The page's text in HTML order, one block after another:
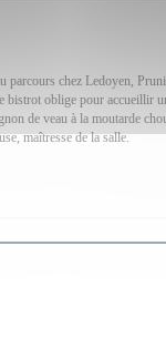
parcours chez Ledoyen,
bistrot oblige pour accueillir
de veau à la moutarde
maîtresse de la salle.
NOUVELLE FENÊTRE))